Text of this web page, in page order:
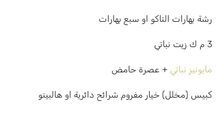
رشة بهارات التاكو او سبع بهارات
3 م ك زيت نباتي
مايونيز نباتي + عصرة حامض
كبيس (مخلل) خيار مفروم شرائح دائرية او هالبينو